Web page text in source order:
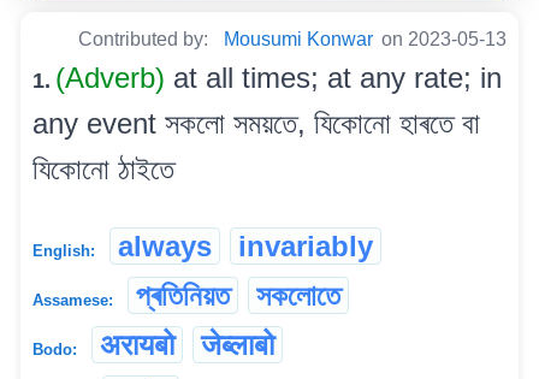
Contributed by: Mousumi Konwar on 2023-05-13
1. (Adverb) at all times; at any rate; in
any event সকলো সময়তে, যিকোনো হাৰতে বা
যিকোনো ঠাইতে
English: always invariably
Assamese: প্ৰতিনিয়ত সকলোতে
Bodo: अरायबो जेब्लाबो